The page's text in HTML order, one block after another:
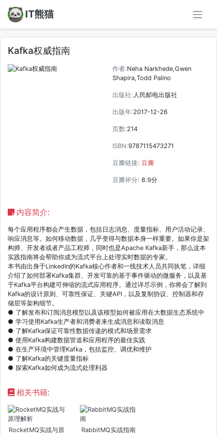
IT熊猫
Kafka权威指南
作者:Neha Narkhede,Gwen
Shapira,Todd Palino
出版社: 人民邮电出版社
出版年:2017-12-26
页数:214
ISBN:9787115473271
豆瓣链接: 豆瓣
豆瓣评分: 8.9分
内容简介:
每个应用程序都会产生数据，包括日志消息、度量指标、用户活动记录、
响应消息等。如何移动数据，几乎变得与数据本身一样重要。如果你是架
构师、开发者或者产品工程师，同时也是Apache Kafka新手，那么这本
实践指南将会帮助你成为流式平台上处理实时数据的专家。
本书由出身于LinkedIn的Kafka核心作者和一线技术人员共同执笔，详细
介绍了如何部署Kafka集群、开发可靠的基于事件驱动的微服务，以及基
于Kafka平台构建可伸缩的流式应用程序。通过详尽示例，你将会了解到
Kafka的设计原则、可靠性保证、关键API，以及复制协议、控制器和存
储层等架构细节。
● 了解发布和订阅消息模型以及该模型如何被应用在大数据生态系统中
● 学习使用Kafka生产者和消费者来生成消息和读取消息
● 了解Kafka保证可靠性数据传递的模式和场景需求
● 使用Kafka构建数据管道和应用程序的最佳实践
● 在生产环境中管理Kafka，包括监控、调优和维护
● 了解Kafka的关键度量指标
● 探索Kafka如何成为流式处理利器
相关书籍:
RocketMQ实战与原 RabbitMQ实战指南